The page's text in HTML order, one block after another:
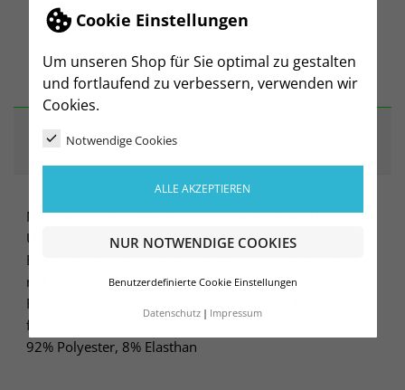
Cookie Einstellungen
Um unseren Shop für Sie optimal zu gestalten
und fortlaufend zu verbessern, verwenden wir
Cookies.
Notwendige Cookies
ALLE AKZEPTIEREN
NUR NOTWENDIGE COOKIES
Benutzerdefinierte Cookie Einstellungen
Datenschutz Impressum
BESCHREIBUNG
ARTIKELDETAILS
Mit dem funktionellen Tennisrock mit integrierter
Unterziehhose machst du auf dem Court eine gute Figur.
Elastisches Funktionsmaterial; Integrierte Unterziehhose
mit aufgesetzten Taschen; Seitliche, eingeschlagene
Falte; Breiter Bund mit schmalem Gummi; Flachnähte
für einen hohen Tragekomfort
92% Polyester, 8% Elasthan